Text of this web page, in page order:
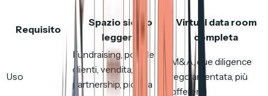
Requisito
Spazio sicuro
leggero
Virtual data room
completa
Uso
Fundraising, portale
clienti, vendita,
partnership, piccola
M&A, due diligence
regolamentata, più
offerenti